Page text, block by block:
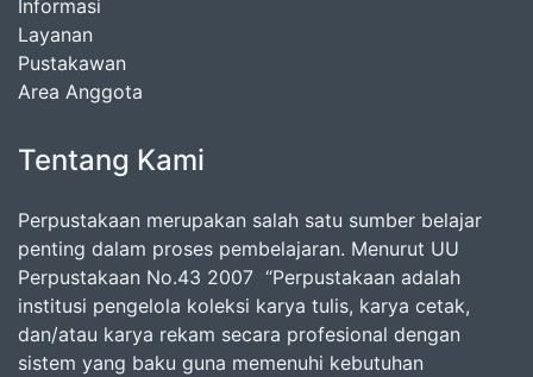
Informasi
Layanan
Pustakawan
Area Anggota
Tentang Kami
Perpustakaan merupakan salah satu sumber belajar
penting dalam proses pembelajaran. Menurut UU
Perpustakaan No.43 2007 “Perpustakaan adalah
institusi pengelola koleksi karya tulis, karya cetak,
dan/atau karya rekam secara profesional dengan
sistem yang baku guna memenuhi kebutuhan